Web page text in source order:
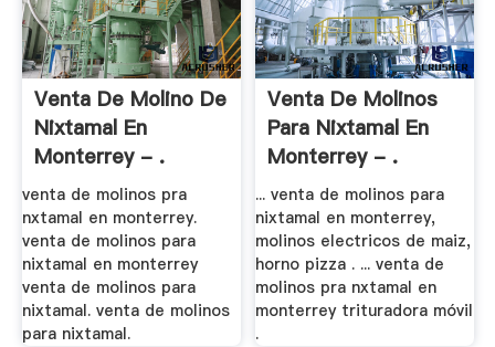
Venta De Molino De
Nixtamal En
Monterrey - .
venta de molinos pra
nxtamal en monterrey.
venta de molinos para
nixtamal en monterrey
venta de molinos para
nixtamal. venta de molinos
para nixtamal.
Venta De Molinos
Para Nixtamal En
Monterrey - .
... venta de molinos para
nixtamal en monterrey,
molinos electricos de maiz,
horno pizza . ... venta de
molinos pra nxtamal en
monterrey trituradora móvil
.